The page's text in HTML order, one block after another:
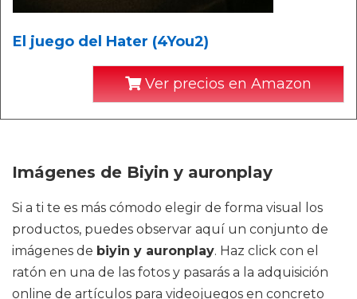
El juego del Hater (4You2)
Ver precios en Amazon
Imágenes de Biyin y auronplay
Si a ti te es más cómodo elegir de forma visual los
productos, puedes observar aquí un conjunto de
imágenes de biyin y auronplay. Haz click con el
ratón en una de las fotos y pasarás a la adquisición
online de artículos para videojuegos en concreto